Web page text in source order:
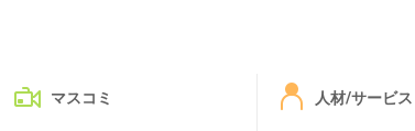
マスコミ 人材/サービス